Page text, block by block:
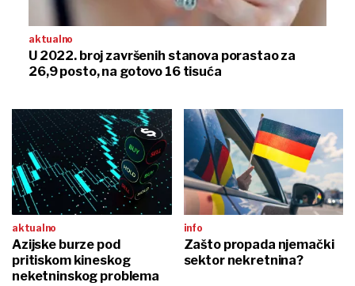
aktualno
U 2022. broj završenih stanova porastao za
26,9 posto, na gotovo 16 tisuća
aktualno
Azijske burze pod
pritiskom kineskog
neketninskog problema
info
Zašto propada njemački
sektor nekretnina?